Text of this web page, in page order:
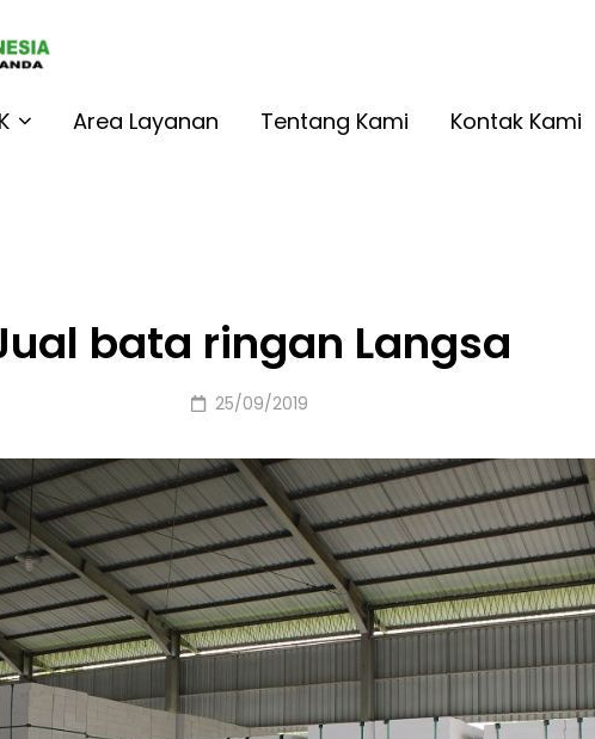
Area Layanan Tentang Kami Kontak Kami
bata ringan Langsa
Posted
25/09/2019